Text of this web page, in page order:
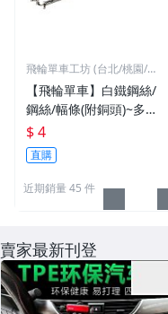
飛輪單車工坊 (台北/桃園/高
【飛輪單車】白鐵鋼絲/
鋼絲/幅條(附銅頭)~多種
規格/一支價格需要多少
買多少[1101]
$ 4
直購
近期銷量 45 件
賣家最新刊登